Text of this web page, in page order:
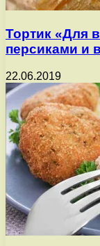
Тортик «Для
персиками и
22.06.2019